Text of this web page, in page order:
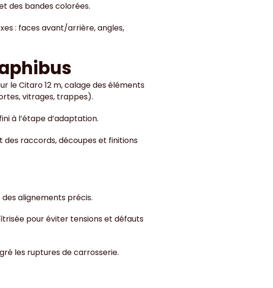
des bandes colorées.
: faces avant/arrière, angles,
le Citaro 12 m, calage des éléments
vitrages, trappes).
à l’étape d’adaptation.
des raccords, découpes et finitions
alignements précis.
pour éviter tensions et défauts
les ruptures de carrosserie.